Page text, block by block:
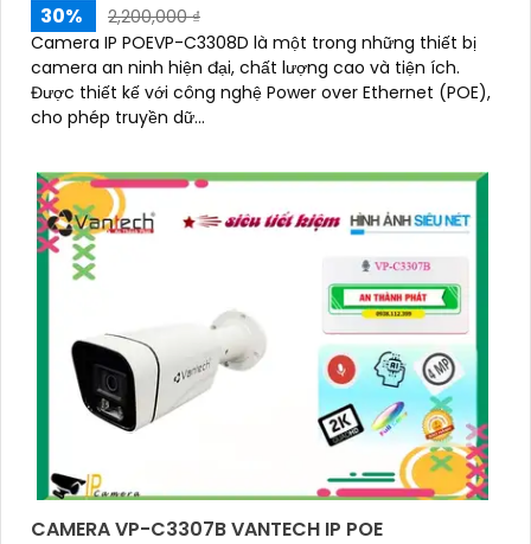
30%
2,200,000 ₫
Camera IP POEVP-C3308D là một trong những thiết bị
camera an ninh hiện đại, chất lượng cao và tiện ích.
Được thiết kế với công nghệ Power over Ethernet (POE),
cho phép truyền dữ...
CAMERA VP-C3307B VANTECH IP POE